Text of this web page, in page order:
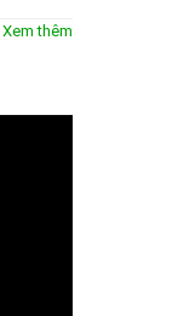
Xem thêm